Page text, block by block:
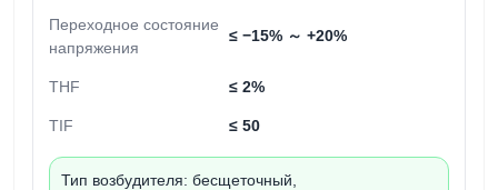
Переходное состояние
напряжения
≤ −15% ～ +20%
THF ≤ 2%
TIF ≤ 50
Тип возбудителя: бесщеточный,